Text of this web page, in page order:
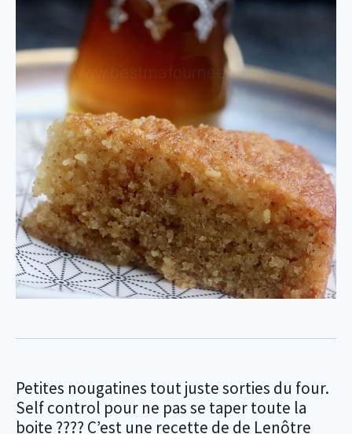
Petites nougatines tout juste sorties du four.
Self control pour ne pas se taper toute la
boite ???? C’est une recette de de Lenôtre